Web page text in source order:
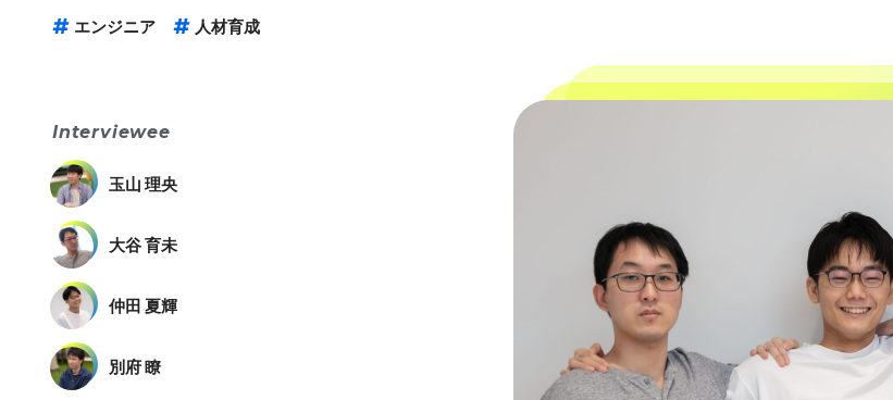
エンジニア 人材育成
Interviewee
玉山 理央
大谷 育未
仲田 夏輝
別府 瞭